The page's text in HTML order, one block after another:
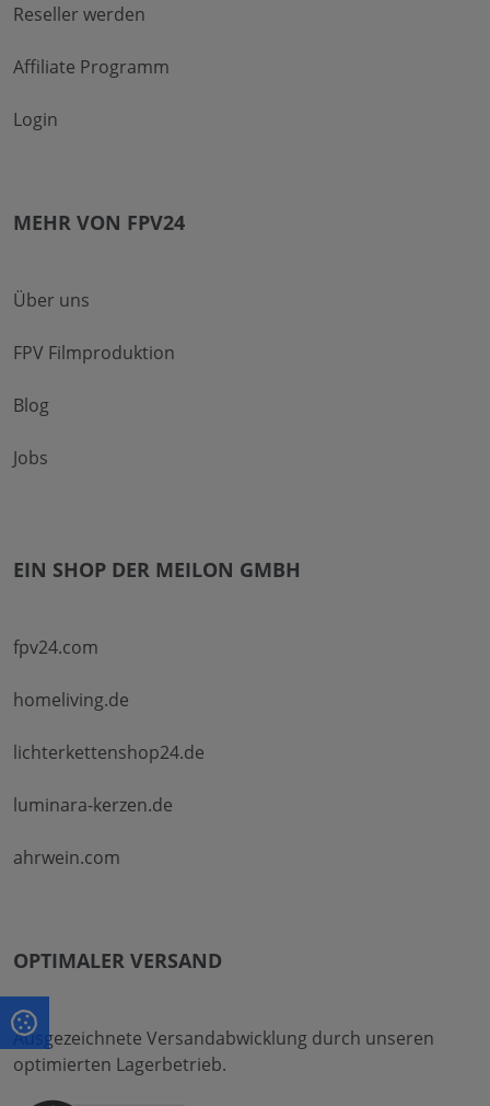
Reseller werden
Affiliate Programm
Login
MEHR VON FPV24
Über uns
FPV Filmproduktion
Blog
Jobs
EIN SHOP DER MEILON GMBH
fpv24.com
homeliving.de
lichterkettenshop24.de
luminara-kerzen.de
ahrwein.com
OPTIMALER VERSAND
Ausgezeichnete Versandabwicklung durch unseren
optimierten Lagerbetrieb.